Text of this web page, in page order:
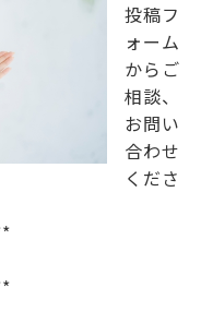
投稿フ
ォーム
からご
相談、
お問い
合わせ
くださ